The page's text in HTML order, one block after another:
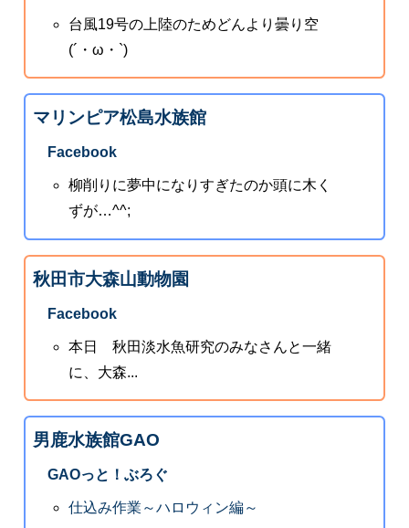
台風19号の上陸のためどんより曇り空
(´・ω・`)
マリンピア松島水族館
Facebook
柳削りに夢中になりすぎたのか頭に木く
ずが…^^;
秋田市大森山動物園
Facebook
本日 秋田淡水魚研究のみなさんと一緒
に、大森...
男鹿水族館GAO
GAOっと！ぶろぐ
仕込み作業～ハロウィン編～